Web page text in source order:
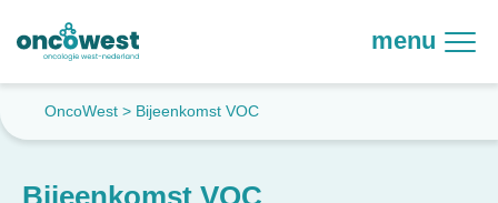
menu
OncoWest > Bijeenkomst VOC
Bijeenkomst VOC